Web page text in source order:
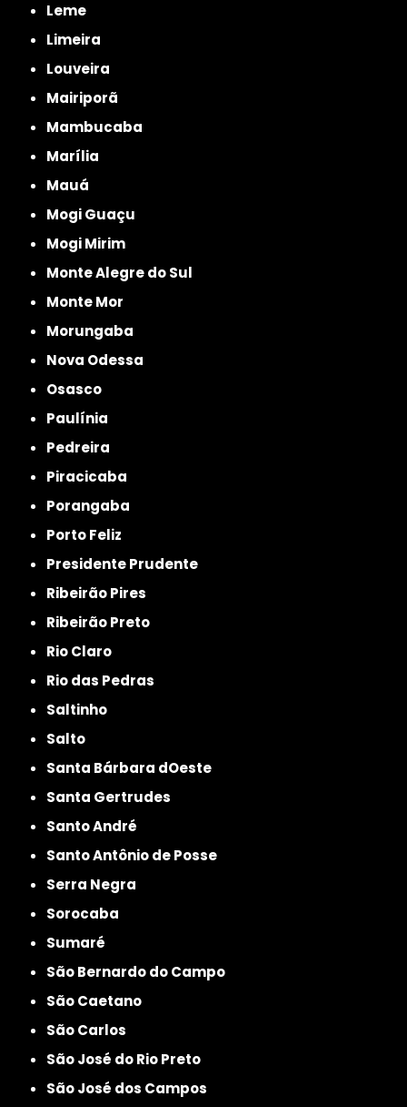
Leme
Limeira
Louveira
Mairiporã
Mambucaba
Marília
Mauá
Mogi Guaçu
Mogi Mirim
Monte Alegre do Sul
Monte Mor
Morungaba
Nova Odessa
Osasco
Paulínia
Pedreira
Piracicaba
Porangaba
Porto Feliz
Presidente Prudente
Ribeirão Pires
Ribeirão Preto
Rio Claro
Rio das Pedras
Saltinho
Salto
Santa Bárbara dOeste
Santa Gertrudes
Santo André
Santo Antônio de Posse
Serra Negra
Sorocaba
Sumaré
São Bernardo do Campo
São Caetano
São Carlos
São José do Rio Preto
São José dos Campos